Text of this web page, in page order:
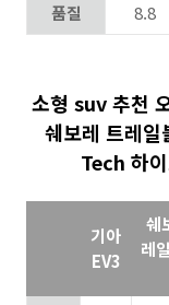
품질
8.8
소형 suv 추천
쉐보레 트레
Tech 하
기아
EV3
쉐
레